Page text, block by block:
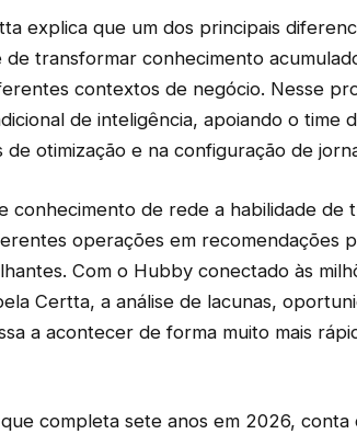
explica que um dos principais
de transformar conhecimento
contextos de negócio. Nesse
de inteligência, apoiando o time
otimização e na configuração de
conhecimento de rede a habilidade de
operações em recomendações
Com o Hubby conectado às
Certta, a análise de lacunas,
a acontecer de forma muito mais
completa sete anos em 2026,